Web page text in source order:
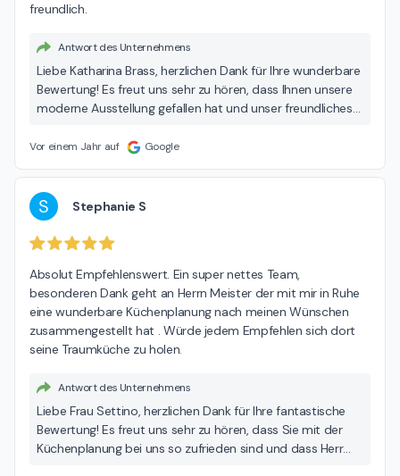
freundlich.
Antwort des Unternehmens
Liebe Katharina Brass, herzlichen Dank für Ihre wunderbare
Bewertung! Es freut uns sehr zu hören, dass Ihnen unsere
moderne Ausstellung gefallen hat und unser freundliches
motiviert uns, weiterhin einen exzellenten Service zu
kontaktieren. Vielen Dank und beste Grüße, Ihr MEDA
Team
Vor einem Jahr auf Google
S Stephanie S
Absolut Empfehlenswert. Ein super nettes Team,
besonderen Dank geht an Herrn Meister der mit mir in Ruhe
eine wunderbare Küchenplanung nach meinen Wünschen
zusammengestellt hat . Würde jedem Empfehlen sich dort
seine Traumküche zu holen.
Antwort des Unternehmens
Liebe Frau Settino, herzlichen Dank für Ihre fantastische
Bewertung! Es freut uns sehr zu hören, dass Sie mit der
Küchenplanung bei uns so zufrieden sind und dass Herr